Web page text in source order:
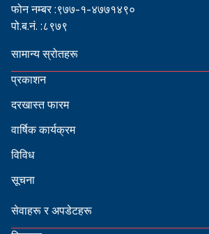
फोन नम्बर :९७७-१-४७७१४९०
पो.ब.नं. :८९७९
सामान्य स्रोतहरू
प्रकाशन
दरखास्त फारम
वार्षिक कार्यक्रम
विविध
सूचना
सेवाहरू र अपडेटहरू